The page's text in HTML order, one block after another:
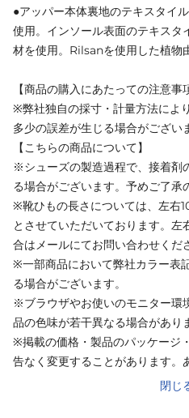
●アッパー本体裏地のテキスタイ
使用。インソール表面のテキス
材を使用。Rilsanを使用した植物
【商品の購入にあたっての注意事
※弊社独自の採寸・計量方法によ
多少の誤差が生じる場合がござい
【こちらの商品について】
※シューズの製造過程で、接着剤
る場合がございます。予めご了承
※靴ひもの長さについては、左右
とさせていただいております。
合はメールにてお問い合わせくだ
※一部商品において弊社カラー表
る場合がございます。
※ブラウザやお使いのモニター環
品の色味が若干異なる場合があり
※掲載の価格・製品のパッケージ
告なく変更することがあります。
閉じ